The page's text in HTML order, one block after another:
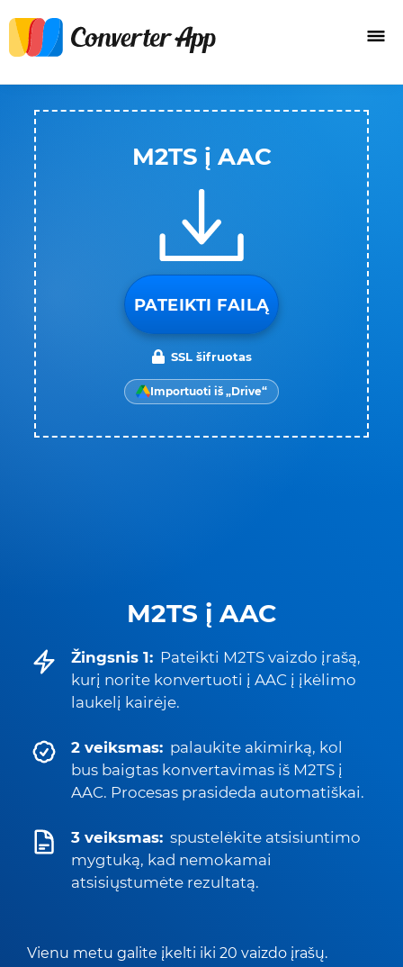
M2TS į AAC
Žingsnis 1: Pateikti M2TS vaizdo įrašą,
kurį norite konvertuoti į AAC į įkėlimo
laukelį kairėje.
2 veiksmas: palaukite akimirką, kol
bus baigtas konvertavimas iš M2TS į
AAC. Procesas prasideda automatiškai.
3 veiksmas: spustelėkite atsisiuntimo
mygtuką, kad nemokamai
atsisiųstumėte rezultatą.
Vienu metu galite įkelti iki 20 vaizdo įrašų.
M2TS į AAC
PATEIKTI FAILĄ
SSL šifruotas
Importuoti iš „Drive“